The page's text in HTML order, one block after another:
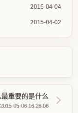
2015-04-04
2015-04-02
重要的是什么
2015-05-06 16:26:06